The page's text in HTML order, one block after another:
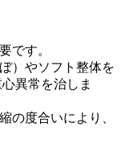
です。
）やソフト整体を
異常を治しま
の度合いにより、